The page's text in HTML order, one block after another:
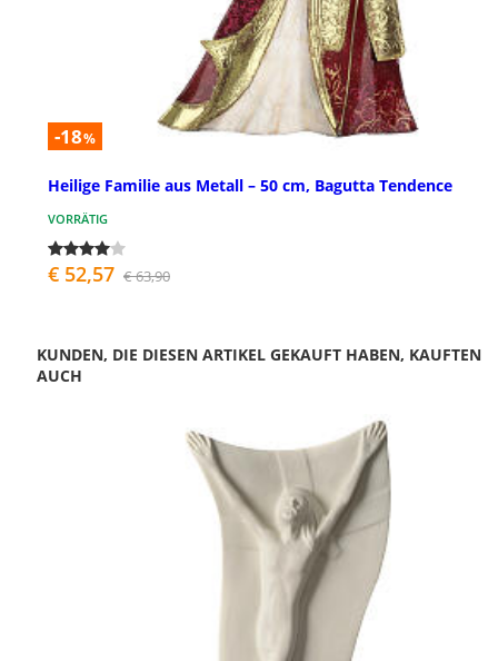
-18%
Heilige Familie aus Metall – 50 cm, Bagutta Tendence
VORRÄTIG
€ 52,57 € 63,90
KUNDEN, DIE DIESEN ARTIKEL GEKAUFT HABEN, KAUFTEN
AUCH